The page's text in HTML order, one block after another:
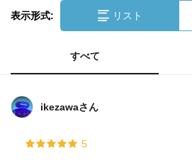
表示形式: リスト
すべて
ikezawaさん
5